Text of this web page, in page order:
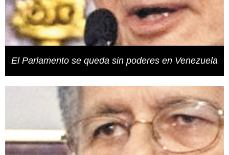
El Parlamento se queda sin poderes en Venezuela